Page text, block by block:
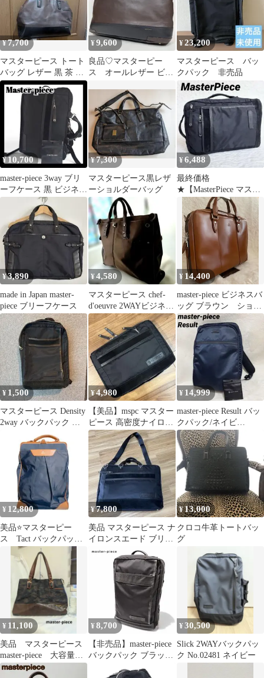
¥7,700
マスターピース トート
バッグ レザー 黒 茶 日
本製
¥9,600
良品♡マスターピー
ス オールレザー ビジ
グ バイカラー
¥23,200
マスターピース バッ
クパック 非売品
¥10,700
master-piece 3way ブリ
ーフケース 黒 ビジネス
リュック A4
¥7,300
マスターピース黒レザ
ーショルダーバッグ
¥6,488
最終価格
★【MasterPiece マスタ
ーピース】リュック ビ
ジネスバッグ
¥3,890
made in Japan master-
piece ブリーフケース
¥4,580
マスターピース chef-
d'oeuvre 2WAYビジネス
バッグ
¥ 14,400
master-piece ビジネスバ
ッグ ブラウン ショル
ダー欠品
¥ 1,500
マスターピース Density
2way バックパック ブ
¥4,980
【美品】mspc マスター
ピース 高密度ナイロン
×レザー クラッチバッ
グ 本革
¥ 14,999
master-piece Result バッ
クパック/ネイビ
ー/No.43312
¥ 12,800
美品⭐️マスターピー
ス Tact バックパック
¥7,800
美品 マスターピース ナ
イロンスエード ブリー
フケース ショルダーベ
ルト付 黒
¥13,000
クロコ牛革トートバッ
グ
¥ 11,100
美品 マスターピース
master-piece 大容量ト
ートバック
¥ 8,700
【非売品】master-piece
バックパック ブラック
¥30,500
Slick 2WAYバックパッ
ク No.02481 ネイビー